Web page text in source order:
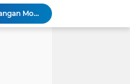
Dinilai Beratkan Media Startup, SMSI Riau Minta Permenkum Nomor 49 Tahun 2025 Dikaji Ulang
Update! Pasca 1 Ekor Monyet Liar Ditembak Mati, 2 Orang Kembali Jadi Korban